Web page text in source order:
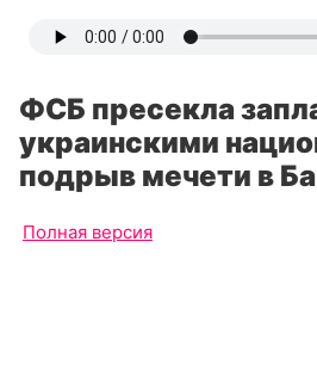
ФСБ пресекла
украинскими
подрыв мечети в
Полная версия